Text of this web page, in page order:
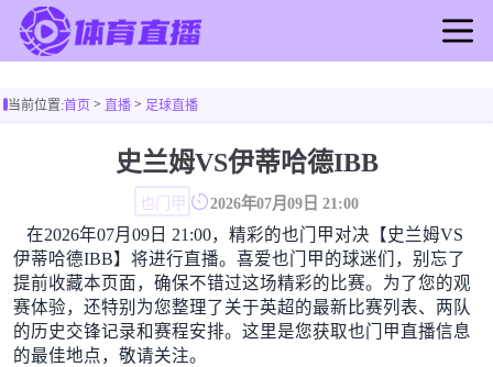
足球直播
足球新闻
篮球新闻
当前位置:首页> 直播> 足球直播
史兰姆VS伊蒂哈德IBB
也门甲 2026年07月09日 21:00
在2026年07月09日 21:00，精彩的也门甲对决【史兰姆VS
伊蒂哈德IBB】将进行直播。喜爱也门甲的球迷们，别忘了
提前收藏本页面，确保不错过这场精彩的比赛。为了您的观
赛体验，还特别为您整理了关于英超的最新比赛列表、两队
的历史交锋记录和赛程安排。这里是您获取也门甲直播信息
的最佳地点，敬请关注。